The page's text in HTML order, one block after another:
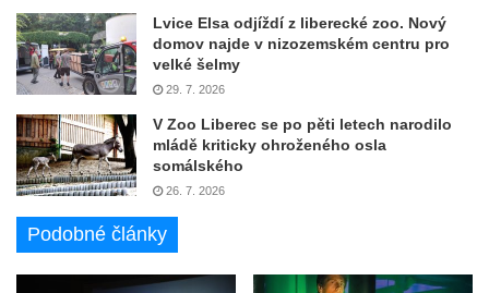
Lvice Elsa odjíždí z liberecké zoo. Nový
domov najde v nizozemském centru pro
velké šelmy
29. 7. 2026
V Zoo Liberec se po pěti letech narodilo
mládě kriticky ohroženého osla
somálského
26. 7. 2026
Podobné články